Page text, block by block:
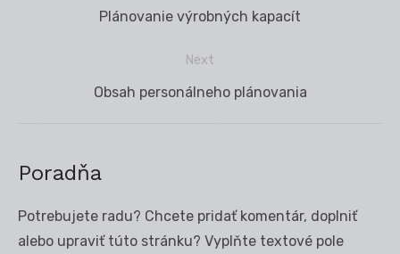
Previous
Plánovanie výrobných kapacít
Next
Next
Obsah personálneho plánovania
Poradňa
Potrebujete radu? Chcete pridať komentár, doplniť
alebo upraviť túto stránku? Vyplňte textové pole